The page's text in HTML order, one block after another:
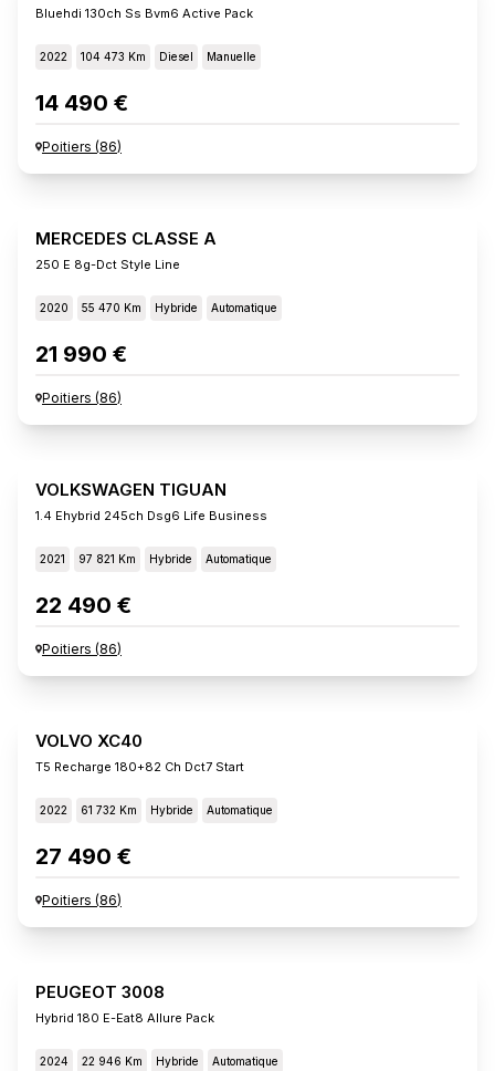
Bluehdi 130ch Ss Bvm6 Active Pack
2022 104 473 Km Diesel Manuelle
14 490 €
Poitiers (86)
MERCEDES CLASSE A
250 E 8g-Dct Style Line
2020 55 470 Km Hybride Automatique
21 990 €
Poitiers (86)
VOLKSWAGEN TIGUAN
1.4 Ehybrid 245ch Dsg6 Life Business
2021 97 821 Km Hybride Automatique
22 490 €
Poitiers (86)
VOLVO XC40
T5 Recharge 180+82 Ch Dct7 Start
2022 61 732 Km Hybride Automatique
27 490 €
Poitiers (86)
PEUGEOT 3008
Hybrid 180 E-Eat8 Allure Pack
2024 22 946 Km Hybride Automatique